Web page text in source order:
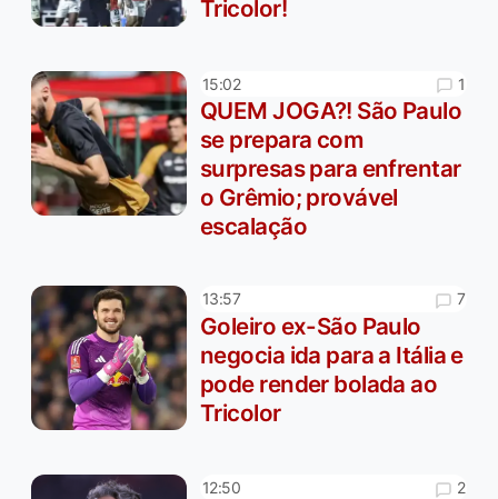
Tricolor!
15:02 1
QUEM JOGA?! São Paulo
se prepara com
surpresas para enfrentar
o Grêmio; provável
escalação
13:57 7
Goleiro ex-São Paulo
negocia ida para a Itália e
pode render bolada ao
Tricolor
12:50 2